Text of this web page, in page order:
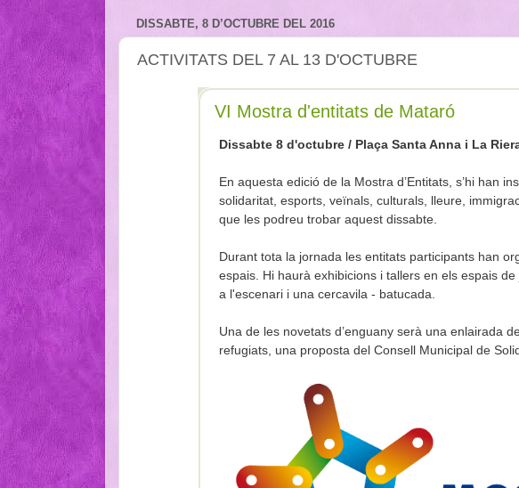
DISSABTE, 8 D’OCTUBRE DEL 2016
ACTIVITATS DEL 7 AL 13 D'OCTUBRE
VI Mostra d'entitats de Mataró
Dissabte 8 d'octubre / Plaça Santa Anna i La
En aquesta edició de la Mostra d’Entitats, s’hi han
solidaritat, esports, veïnals, culturals, lleure,
que les podreu trobar aquest dissabte.
Durant tota la jornada les entitats participants han
espais. Hi haurà exhibicions i tallers en els espais
a l'escenari i una cercavila - batucada.
Una de les novetats d’enguany serà una enlairada
refugiats, una proposta del Consell Municipal de